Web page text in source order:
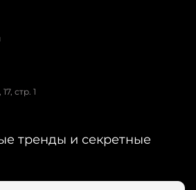
стр. 1
тренды и секретные